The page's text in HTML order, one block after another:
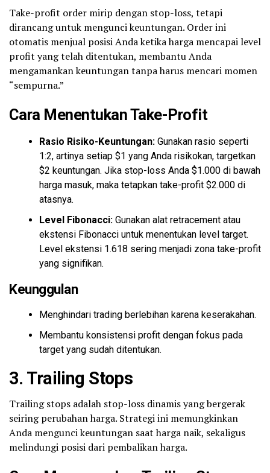
Take-profit order mirip dengan stop-loss, tetapi
dirancang untuk mengunci keuntungan. Order ini
otomatis menjual posisi Anda ketika harga mencapai level
profit yang telah ditentukan, membantu Anda
mengamankan keuntungan tanpa harus mencari momen
“sempurna.”
Cara Menentukan Take-Profit
Rasio Risiko-Keuntungan: Gunakan rasio seperti
1:2, artinya setiap $1 yang Anda risikokan, targetkan
$2 keuntungan. Jika stop-loss Anda $1.000 di bawah
harga masuk, maka tetapkan take-profit $2.000 di
atasnya.
Level Fibonacci: Gunakan alat retracement atau
ekstensi Fibonacci untuk menentukan level target.
Level ekstensi 1.618 sering menjadi zona take-profit
yang signifikan.
Keunggulan
Menghindari trading berlebihan karena keserakahan.
Membantu konsistensi profit dengan fokus pada
target yang sudah ditentukan.
3. Trailing Stops
Trailing stops adalah stop-loss dinamis yang bergerak
seiring perubahan harga. Strategi ini memungkinkan
Anda mengunci keuntungan saat harga naik, sekaligus
melindungi posisi dari pembalikan harga.